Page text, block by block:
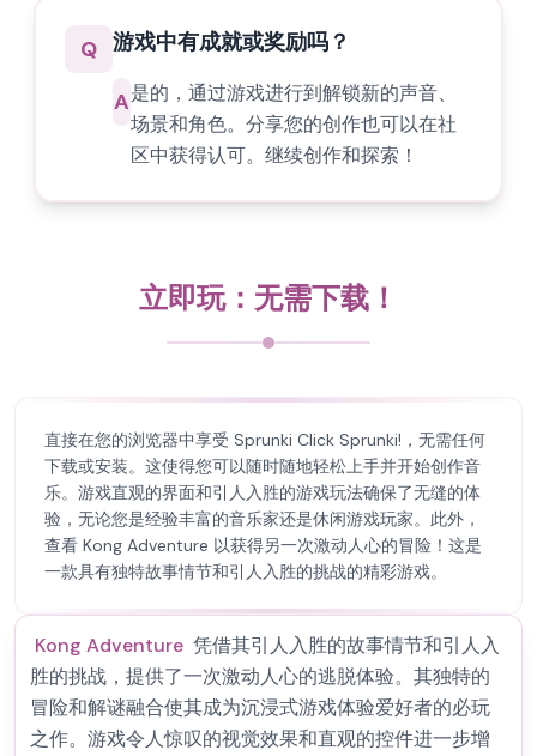
Q 游戏中有成就或奖励吗？
A是的，通过游戏进行到解锁新的声音、
场景和角色。分享您的创作也可以在社
区中获得认可。继续创作和探索！
立即玩：无需下载！
直接在您的浏览器中享受 Sprunki Click Sprunki!，无需任何
下载或安装。这使得您可以随时随地轻松上手并开始创作音
乐。游戏直观的界面和引人入胜的游戏玩法确保了无缝的体
验，无论您是经验丰富的音乐家还是休闲游戏玩家。此外，
查看 Kong Adventure 以获得另一次激动人心的冒险！这是
一款具有独特故事情节和引人入胜的挑战的精彩游戏。
Kong Adventure 凭借其引人入胜的故事情节和引人入
胜的挑战，提供了一次激动人心的逃脱体验。其独特的
冒险和解谜融合使其成为沉浸式游戏体验爱好者的必玩
之作。游戏令人惊叹的视觉效果和直观的控件进一步增